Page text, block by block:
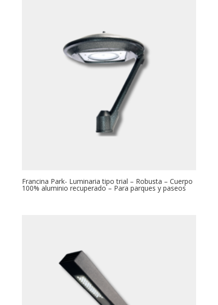
Francina Park- Luminaria tipo trial – Robusta – Cuerpo
100% aluminio recuperado – Para parques y paseos